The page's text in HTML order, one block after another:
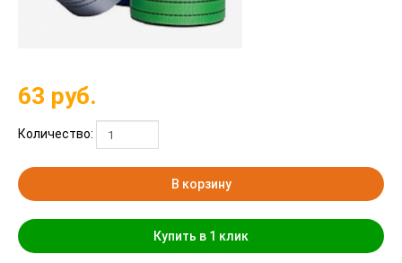
63 руб.
Количество:
В корзину
Купить в 1 клик